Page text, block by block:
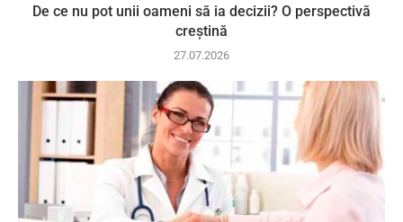
De ce nu pot unii oameni să ia decizii? O perspectivă
creștină
27.07.2026